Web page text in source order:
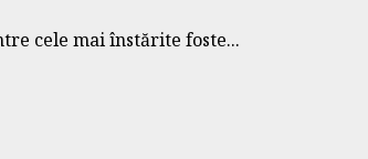
cele mai înstărite foste...